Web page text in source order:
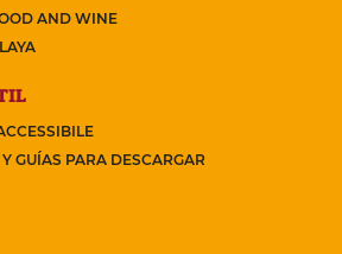
AND WINE
GUÍAS PARA DESCARGAR